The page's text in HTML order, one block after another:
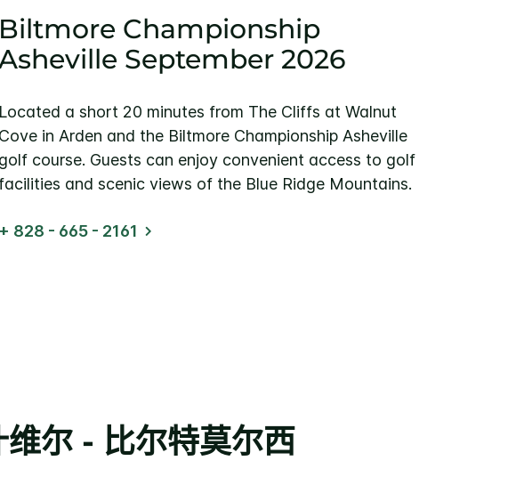
Biltmore Championship
September 2026
Located a short 20 minutes from The Cliffs at Walnut
Cove in Arden and the Biltmore Championship Asheville
golf course. Guests can enjoy convenient access to golf
facilities and scenic views of the Blue Ridge Mountains.
+ 828 - 665 - 2161
维尔 - 比尔特莫尔西